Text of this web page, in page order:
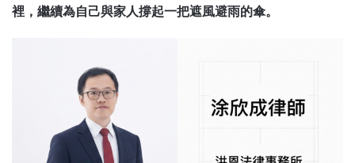
裡，繼續為自己與家人撐起一把遮風避雨的傘。